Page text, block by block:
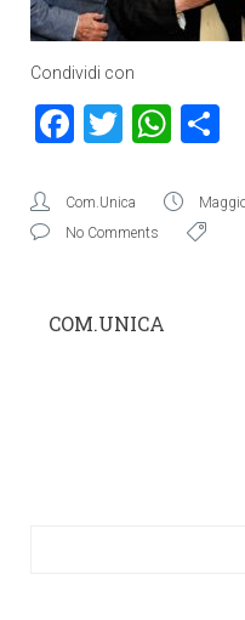
Condividi con
Facebook
Twitter
Com.Unica
No Comments
COM.UNICA